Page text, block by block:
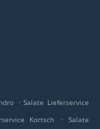
. Salate Lieferservice
Kortsch .
Salate